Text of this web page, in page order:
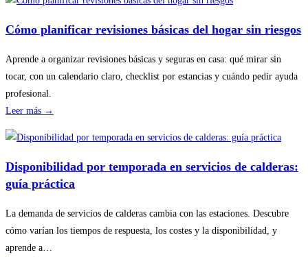
Cómo planificar revisiones básicas del hogar sin riesgos
Aprende a organizar revisiones básicas y seguras en casa: qué mirar sin
tocar, con un calendario claro, checklist por estancias y cuándo pedir ayuda
profesional.
Leer más →
planificar
revisiones
básicas
hogar
sin
Disponibilidad por temporada en servicios de calderas:
guía práctica
La demanda de servicios de calderas cambia con las estaciones. Descubre
cómo varían los tiempos de respuesta, los costes y la disponibilidad, y
aprende a…